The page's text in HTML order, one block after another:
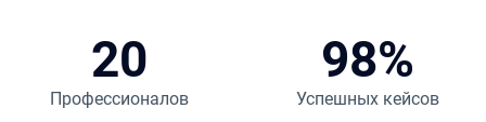
20
Профессионалов
98%
Успешных кейсов